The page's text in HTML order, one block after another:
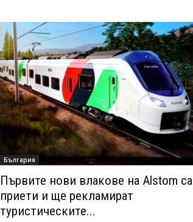
България
Първите нови влакове на Alstom са
приети и ще рекламират
туристическите...